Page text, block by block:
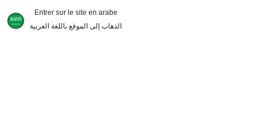
Entrer sur le site en arabe
الذهاب إلى الموقع باللغة العربية